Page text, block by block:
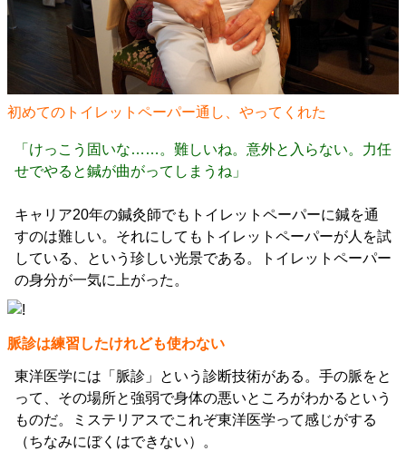
初めてのトイレットペーパー通し、やってくれた
「けっこう固いな……。難しいね。意外と入らない。力任
せでやると鍼が曲がってしまうね」
キャリア20年の鍼灸師でもトイレットペーパーに鍼を通
すのは難しい。それにしてもトイレットペーパーが人を試
している、という珍しい光景である。トイレットペーパー
の身分が一気に上がった。
脈診は練習したけれども使わない
東洋医学には「脈診」という診断技術がある。手の脈をと
って、その場所と強弱で身体の悪いところがわかるという
ものだ。ミステリアスでこれぞ東洋医学って感じがする
（ちなみにぼくはできない）。